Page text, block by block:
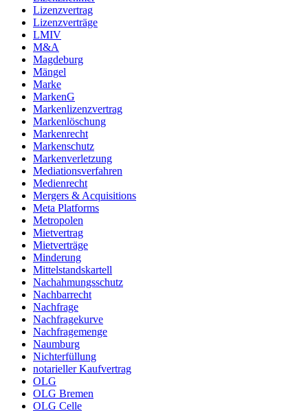
Lizenzvertrag
Lizenzverträge
LMIV
M&A
Magdeburg
Mängel
Marke
MarkenG
Markenlizenzvertrag
Markenlöschung
Markenrecht
Markenschutz
Markenverletzung
Mediationsverfahren
Medienrecht
Mergers & Acquisitions
Meta Platforms
Metropolen
Mietvertrag
Mietverträge
Minderung
Mittelstandskartell
Nachahmungsschutz
Nachbarrecht
Nachfrage
Nachfragekurve
Nachfragemenge
Naumburg
Nichterfüllung
notarieller Kaufvertrag
OLG
OLG Bremen
OLG Celle